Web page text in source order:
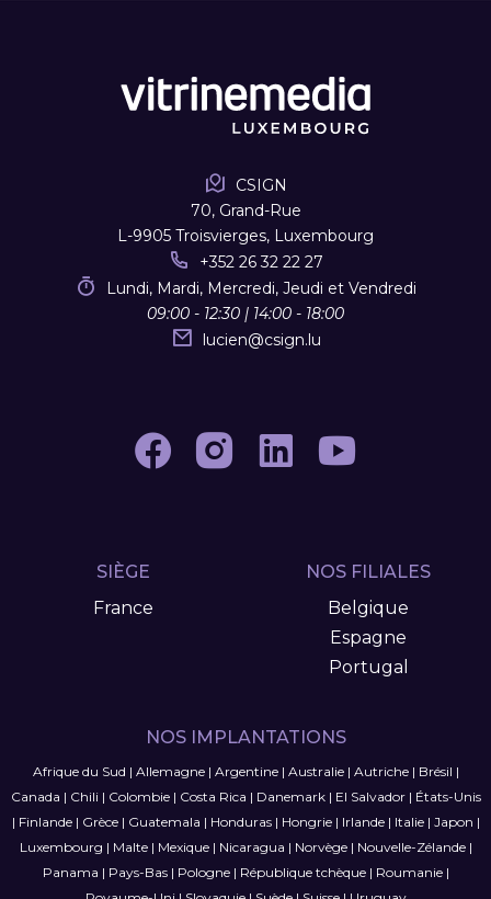
CSIGN
70, Grand-Rue
L-9905 Troisvierges, Luxembourg
+352 26 32 22 27
Lundi, Mardi, Mercredi, Jeudi et Vendredi
09:00 - 12:30 | 14:00 - 18:00
lucien@csign.lu
SIÈGE
France
NOS FILIALES
Belgique
Espagne
Portugal
NOS IMPLANTATIONS
Afrique du Sud | Allemagne| Argentine| Australie| Autriche| Brésil |
Canada | Chili | Colombie| Costa Rica | Danemark| El Salvador| États-Unis
| Finlande| Grèce| Guatemala | Honduras| Hongrie| Irlande| Italie| Japon |
Luxembourg | Malte| Mexique| Nicaragua | Norvège| Nouvelle-Zélande|
Panama | Pays-Bas| Pologne| République tchèque| Roumanie|